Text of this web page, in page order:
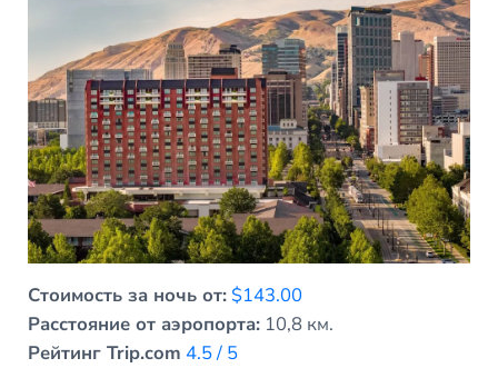
Стоимость за ночь от: $143.00
Расстояние от аэропорта:10,8 км.
Рейтинг Trip.com 4.5 / 5